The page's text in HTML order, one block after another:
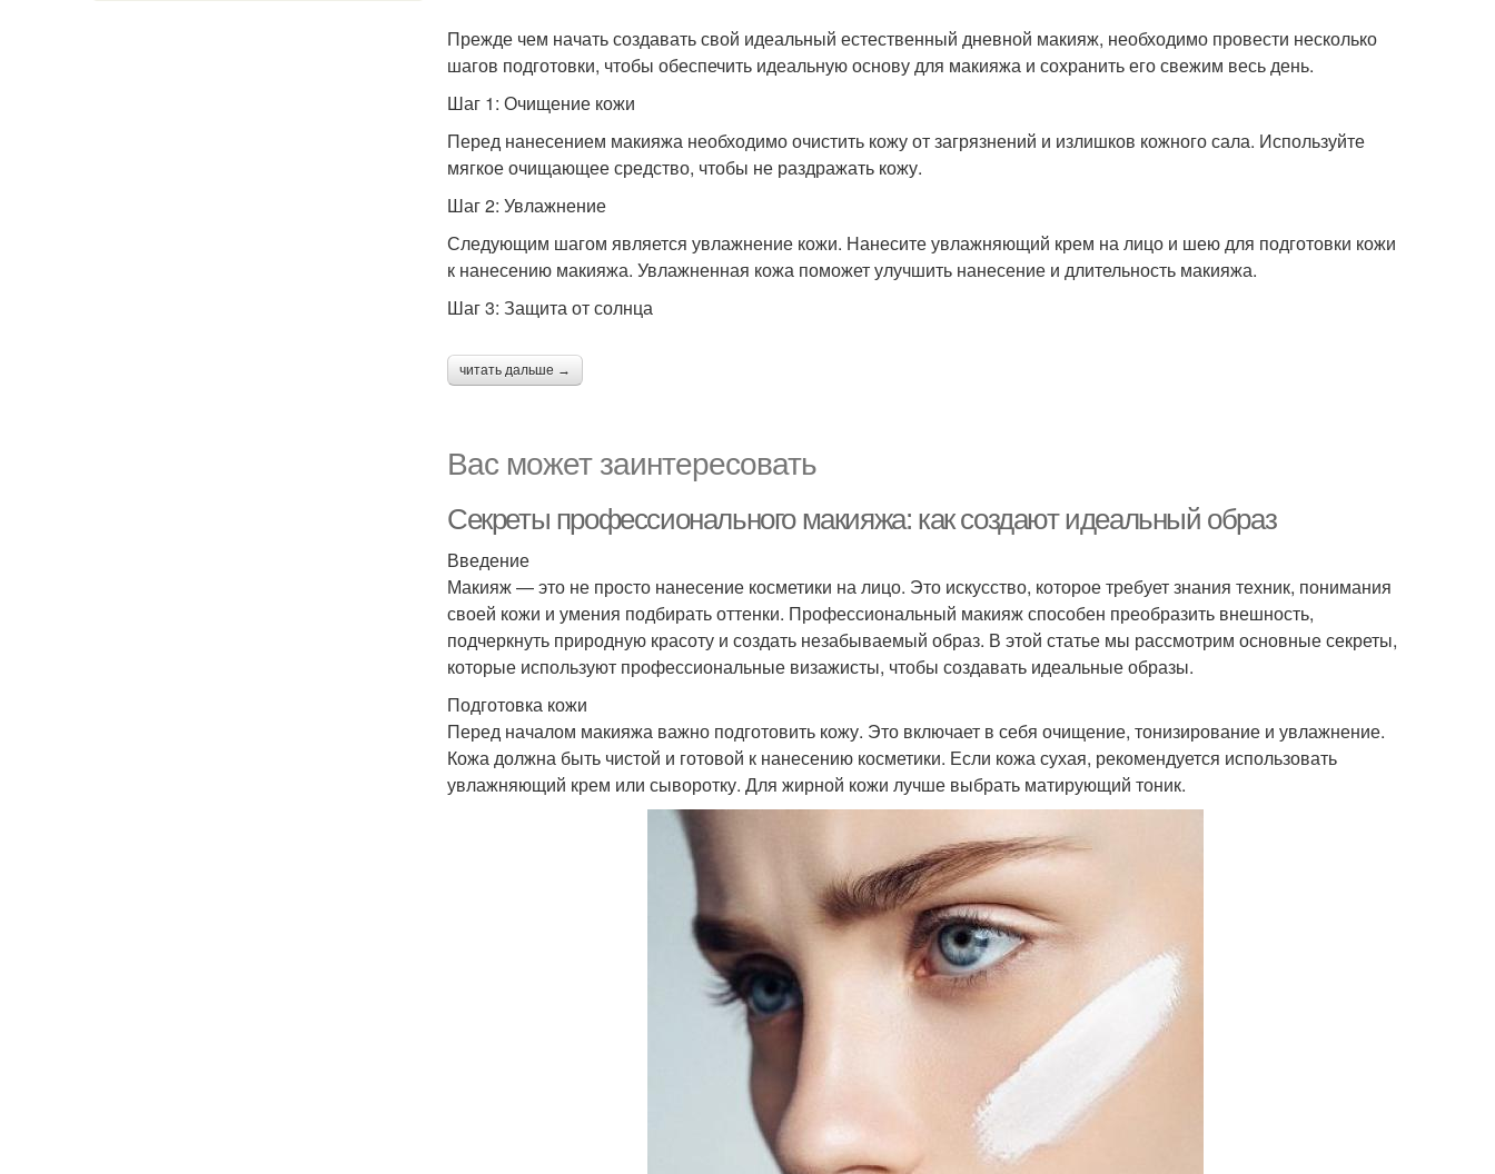
Прежде чем начать создавать свой идеальный естественный дневной макияж, необходимо провести несколько
шагов подготовки, чтобы обеспечить идеальную основу для макияжа и сохранить его свежим весь день.
Шаг 1: Очищение кожи
Перед нанесением макияжа необходимо очистить кожу от загрязнений и излишков кожного сала. Используйте
мягкое очищающее средство, чтобы не раздражать кожу.
Шаг 2: Увлажнение
Следующим шагом является увлажнение кожи. Нанесите увлажняющий крем на лицо и шею для подготовки кожи
к нанесению макияжа. Увлажненная кожа поможет улучшить нанесение и длительность макияжа.
Шаг 3: Защита от солнца
читать дальше →
Вас может заинтересовать
Секреты профессионального макияжа: как создают идеальный образ
Введение
Макияж — это не просто нанесение косметики на лицо. Это искусство, которое требует знания техник, понимания
своей кожи и умения подбирать оттенки. Профессиональный макияж способен преобразить внешность,
подчеркнуть природную красоту и создать незабываемый образ. В этой статье мы рассмотрим основные секреты,
которые используют профессиональные визажисты, чтобы создавать идеальные образы.
Подготовка кожи
Перед началом макияжа важно подготовить кожу. Это включает в себя очищение, тонизирование и увлажнение.
Кожа должна быть чистой и готовой к нанесению косметики. Если кожа сухая, рекомендуется использовать
увлажняющий крем или сыворотку. Для жирной кожи лучше выбрать матирующий тоник.